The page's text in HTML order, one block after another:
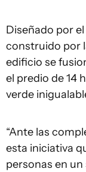
Diseñado por
construido por
edificio se
el predio de 14
verde
“Ante las
esta iniciativa
personas en